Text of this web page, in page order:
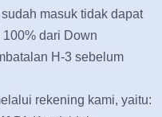
masuk tidak dapat
dari Down
H-3 sebelum
rekening kami, yaitu: